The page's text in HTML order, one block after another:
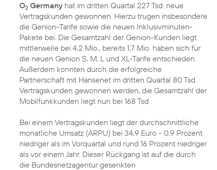
O2 Germany hat im dritten Quartal 227 Tsd. neue
Vertragskunden gewonnen. Hierzu trugen insbesondere
die Genion-Tarife sowie die neuen Inklusivminuten-
Pakete bei. Die Gesamtzahl der Genion-Kunden liegt
mittlerweile bei 4,2 Mio., bereits 1,7 Mio. haben sich für
die neuen Genion S, M, L und XL-Tarife entschieden.
Außerdem konnten durch die erfolgreiche
Partnerschaft mit Hansenet im dritten Quartal 80 Tsd.
Vertragskunden gewonnen werden, die Gesamtzahl der
Mobilfunkkunden liegt nun bei 168 Tsd.
Bei einem Vertragskunden liegt der durchschnittliche
monatliche Umsatz (ARPU) bei 34,9 Euro - 0,9 Prozent
niedriger als im Vorquartal und rund 16 Prozent niedriger
als vor einem Jahr. Dieser Rückgang ist auf die durch
die Bundesnetzagentur gesenkten